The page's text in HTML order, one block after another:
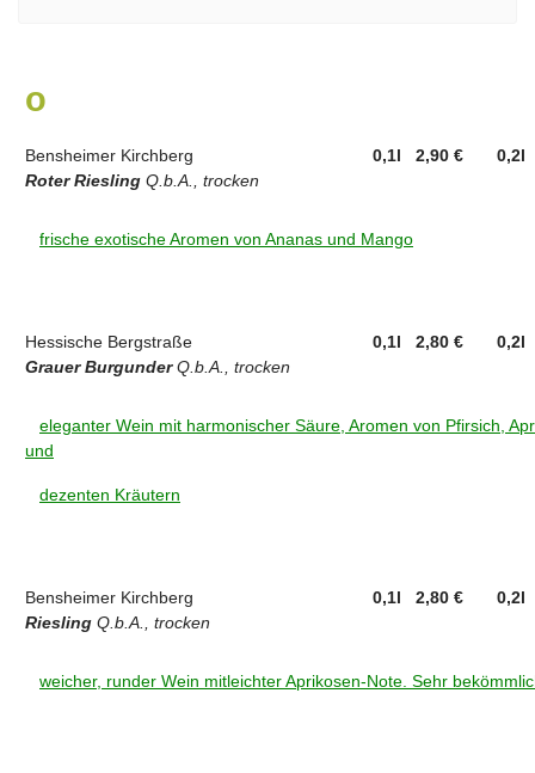
o
Bensheimer Kirchberg
Roter Riesling Q.b.A., trocken
0,1l 2,90 € 0,2l
frische exotische Aromen von Ananas und Mango
Hessische Bergstraße
Grauer Burgunder Q.b.A., trocken
0,1l 2,80 € 0,2l
eleganter Wein mit harmonischer Säure, Aromen von Pfirsich,
und
dezenten Kräutern
Bensheimer Kirchberg
Riesling Q.b.A., trocken
0,1l 2,80 € 0,2l
weicher, runder Wein mitleichter Aprikosen-Note. Sehr